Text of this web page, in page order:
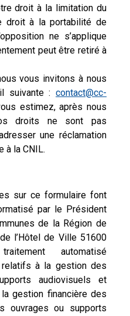
droit à la limitation du
droit à la portabilité de
ne s’applique
peut être retiré à
vous invitons à nous
suivante : contact@cc-
estimez, après nous
droits ne sont pas
une réclamation
à la CNIL.
sur ce formulaire font
par le Président
de la Région de
l’Hôtel de Ville 51600
automatisé
relatifs à la gestion des
audiovisuels et
gestion financière des
ouvrages ou supports